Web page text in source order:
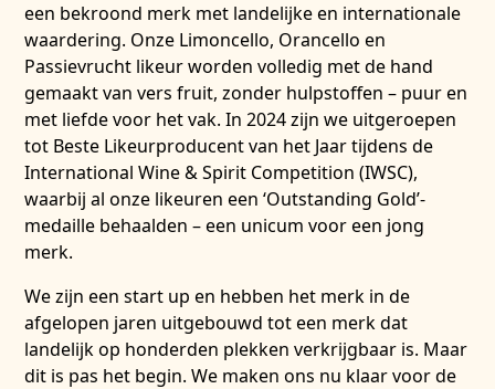
een bekroond merk met landelijke en internationale
waardering. Onze Limoncello, Orancello en
Passievrucht likeur worden volledig met de hand
gemaakt van vers fruit, zonder hulpstoffen – puur en
met liefde voor het vak. In 2024 zijn we uitgeroepen
tot Beste Likeurproducent van het Jaar tijdens de
International Wine & Spirit Competition (IWSC),
waarbij al onze likeuren een ‘Outstanding Gold’-
medaille behaalden – een unicum voor een jong
merk.
We zijn een start up en hebben het merk in de
afgelopen jaren uitgebouwd tot een merk dat
landelijk op honderden plekken verkrijgbaar is. Maar
dit is pas het begin. We maken ons nu klaar voor de